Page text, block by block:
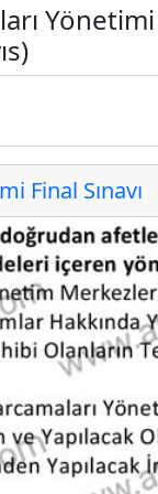
Final Sınavı